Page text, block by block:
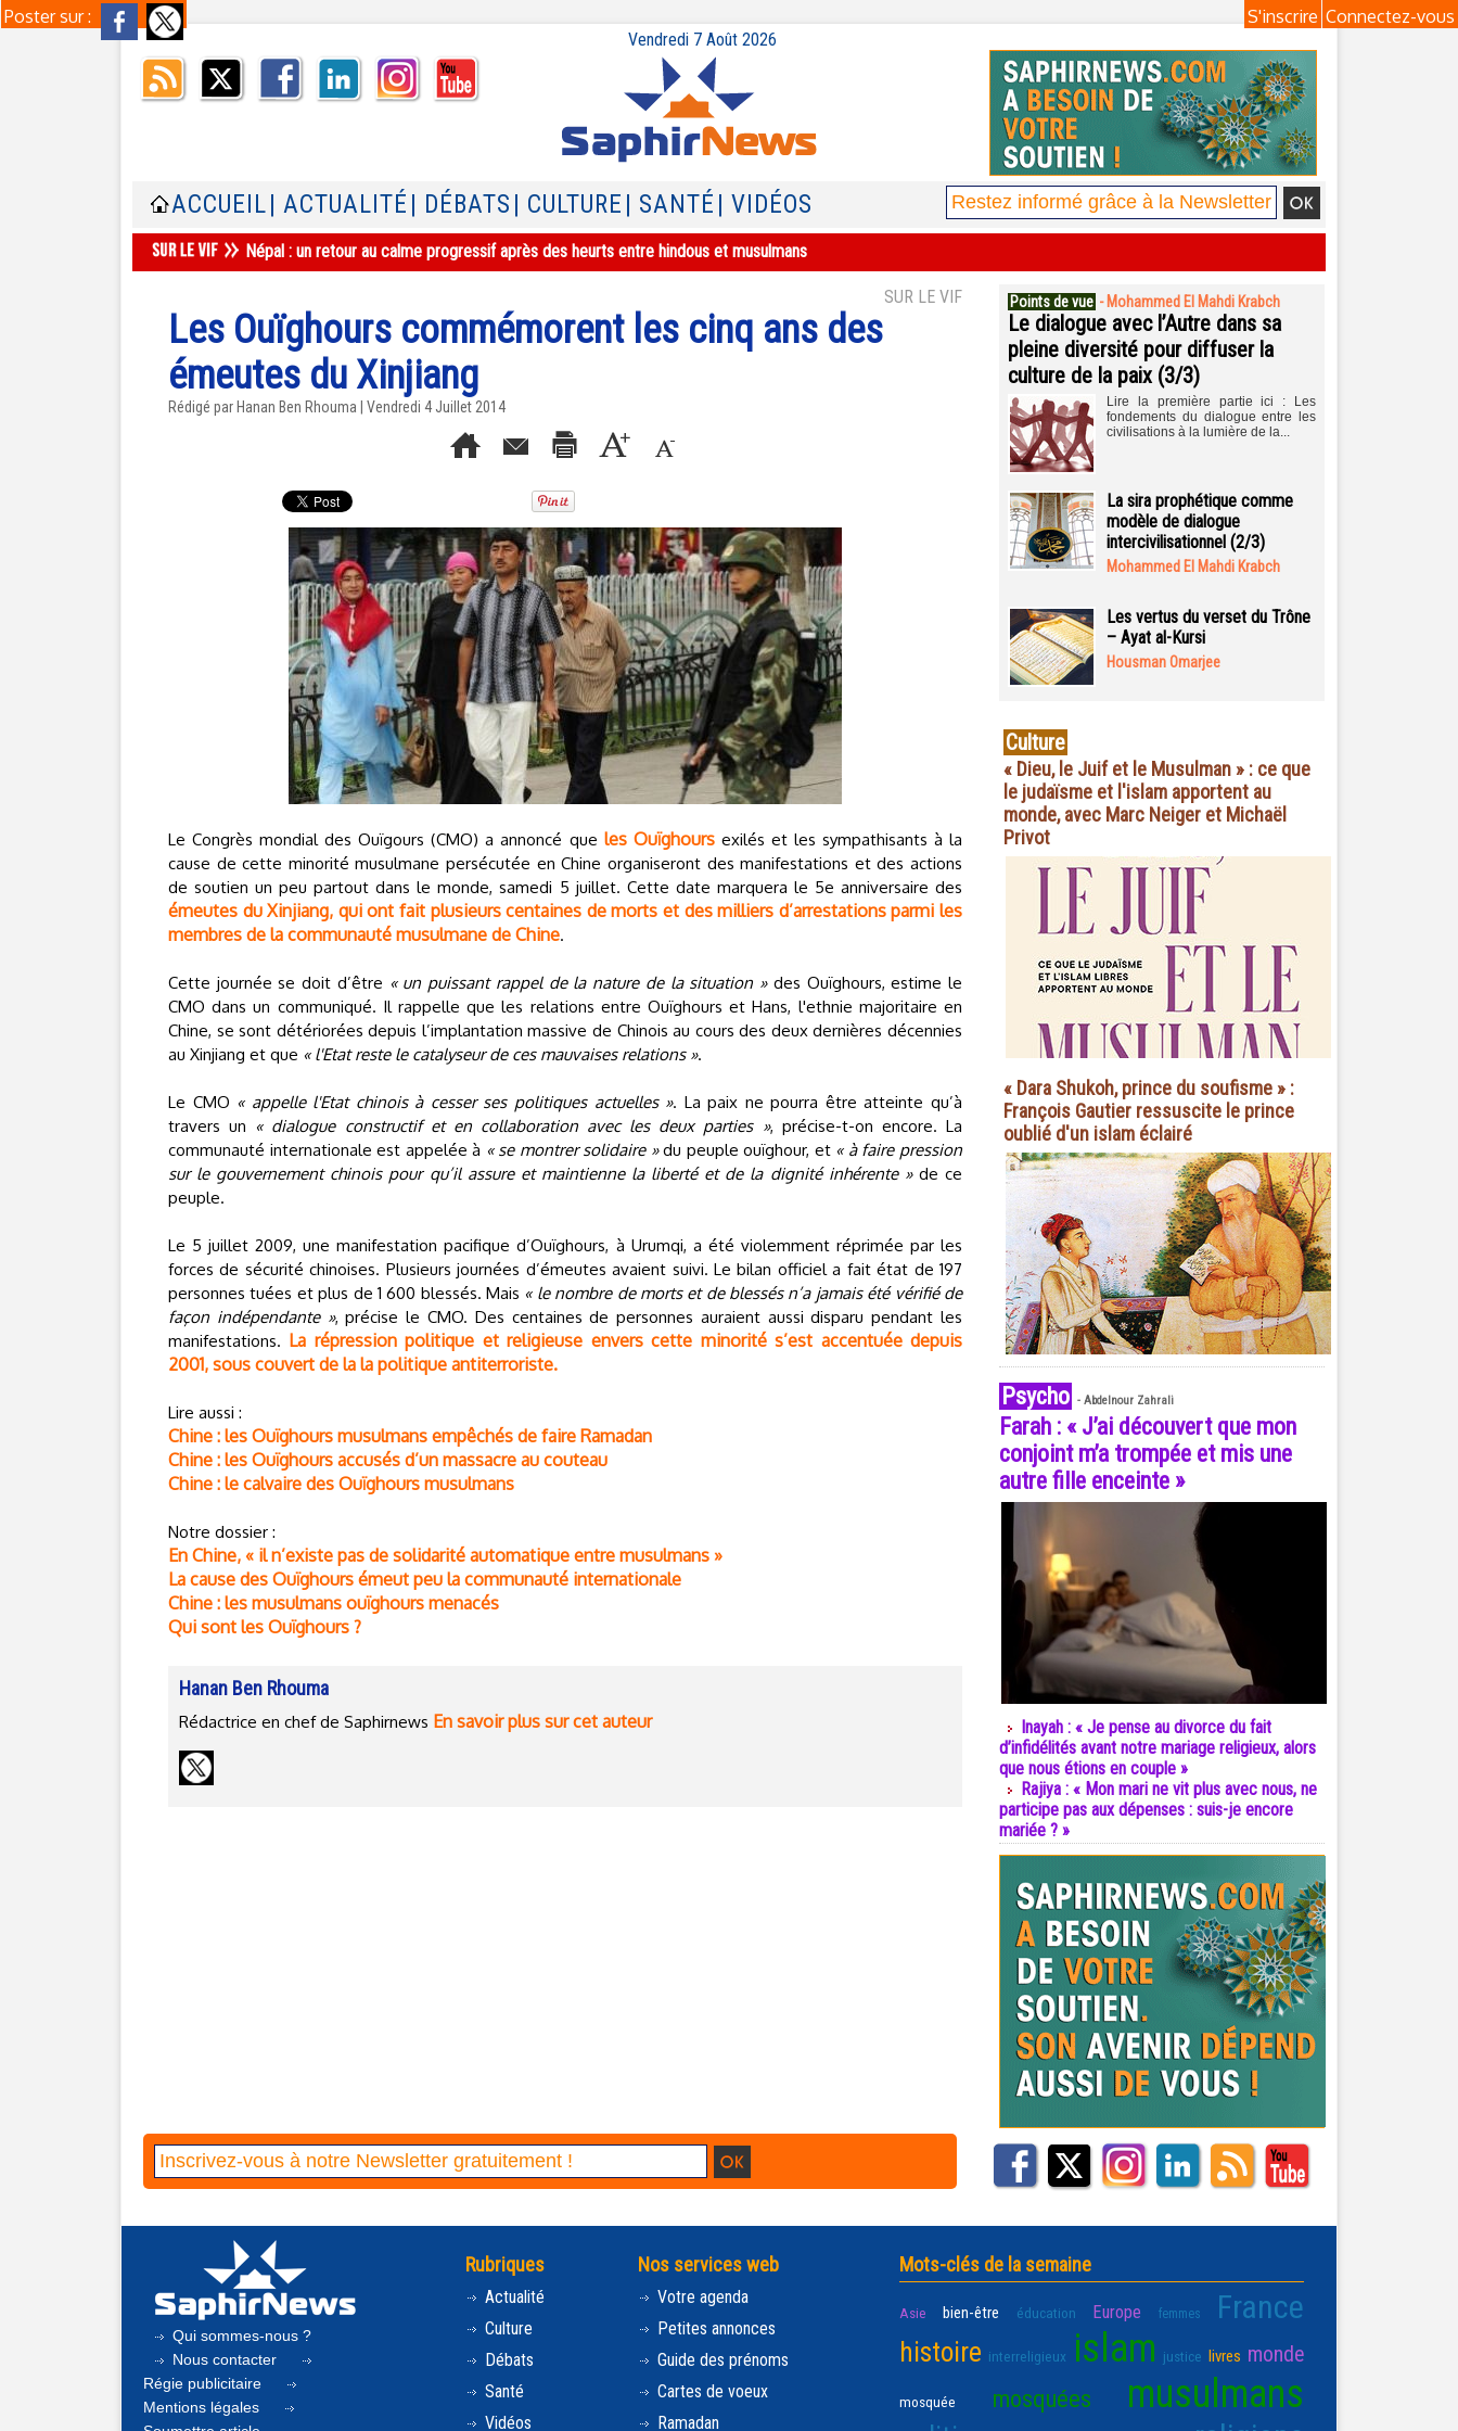
Poster sur : Connectez-vous
S'inscrire
Vendredi 7 Août 2026
ACCUEIL | ACTUALITÉ | DÉBATS | CULTURE | SANTÉ | VIDÉOS
Népal : un retour au calme progressif après des heurts entre hindous et musulmans
SUR LE VIF
Les Ouïghours commémorent les cinq ans des
émeutes du Xinjiang
Rédigé par Hanan Ben Rhouma | Vendredi 4 Juillet 2014
Le Congrès mondial des Ouïgours (CMO) a annoncé que les Ouïghoursexilés et les sympathisants à la
cause de cette minorité musulmane persécutée en Chine organiseront des manifestations et des actions
de soutien un peu partout dans le monde, samedi 5 juillet. Cette date marquera le 5e anniversaire des
émeutes du Xinjiang, qui ont fait plusieurs centaines de morts et des milliers d’arrestations parmi les
membres de la communauté musulmane de Chine.
Cette journée se doit d’être « un puissant rappel de la nature de la situation »des Ouïghours, estime le
CMO dans un communiqué. Il rappelle que les relations entre Ouïghours et Hans, l'ethnie majoritaire en
Chine, se sont détériorées depuis l’implantation massive de Chinois au cours des deux dernières décennies
au Xinjiang et que « l'Etat reste le catalyseur de ces mauvaises relations ».
Le CMO « appelle l'Etat chinois à cesser ses politiques actuelles ». La paix ne pourra être atteinte qu’à
travers un « dialogue constructif et en collaboration avec les deux parties », précise-t-on encore. La
communauté internationale est appelée à « se montrer solidaire »du peuple ouïghour, et « à faire pression
sur le gouvernement chinois pour qu’il assure et maintienne la liberté et de la dignité inhérente »de ce
peuple.
Le 5 juillet 2009, une manifestation pacifique d’Ouïghours, à Urumqi, a été violemment réprimée par les
forces de sécurité chinoises. Plusieurs journées d’émeutes avaient suivi. Le bilan officiel a fait état de 197
personnes tuées et plus de 1 600 blessés. Mais « le nombre de morts et de blessés n’a jamais été vérifié de
façon indépendante », précise le CMO. Des centaines de personnes auraient aussi disparu pendant les
manifestations. La répression politique et religieuse envers cette minorité s’est accentuée depuis
2001, sous couvert de la la politique antiterroriste.
Lire aussi :
Chine : les Ouïghours musulmans empêchés de faire Ramadan
Chine : les Ouïghours accusés d’un massacre au couteau
Chine : le calvaire des Ouïghours musulmans
Notre dossier :
En Chine, « il n’existe pas de solidarité automatique entre musulmans »
La cause des Ouïghours émeut peu la communauté internationale
Chine : les musulmans ouïghours menacés
Qui sont les Ouïghours ?
Hanan Ben Rhouma
Rédactrice en chef de Saphirnews En savoir plus sur cet auteur
Points de vue - Mohammed El Mahdi Krabch
Le dialogue avec l’Autre dans sa
pleine diversité pour diffuser la
culture de la paix (3/3)
Lire la première partie ici : Les
fondements du dialogue entre les
civilisations à la lumière de la...
La sira prophétique comme
modèle de dialogue
intercivilisationnel (2/3)
Mohammed El Mahdi Krabch
Les vertus du verset du Trône
– Ayat al-Kursi
Housman Omarjee
Culture
« Dieu, le Juif et le Musulman » : ce que
le judaïsme et l'islam apportent au
monde, avec Marc Neiger et Michaël
Privot
« Dara Shukoh, prince du soufisme » :
François Gautier ressuscite le prince
oublié d'un islam éclairé
Psycho - Abdelnour Zahrali
Farah : « J’ai découvert que mon
conjoint m’a trompée et mis une
autre fille enceinte »
Inayah : « Je pense au divorce du fait
d’infidélités avant notre mariage religieux, alors
que nous étions en couple »
Rajiya : « Mon mari ne vit plus avec nous, ne
participe pas aux dépenses : suis-je encore
mariée ? »
Qui sommes-nous ?
Nous contacter
Régie publicitaire
Mentions légales
Rubriques
Actualité
Culture
Débats
Santé
Vidéos
Nos services web
Votre agenda
Petites annonces
Guide des prénoms
Cartes de voeux
Ramadan
Mots-clés de la semaine
Asie bien-être éducation Europe femmes France
histoire interreligieux islam justice livres monde
mosquée mosquées musulmans